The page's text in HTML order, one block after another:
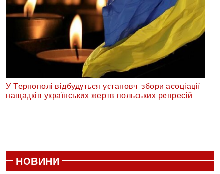
У Тернополі відбудуться установчі збори асоціації
нащадків українських жертв польських репресій
НОВИНИ